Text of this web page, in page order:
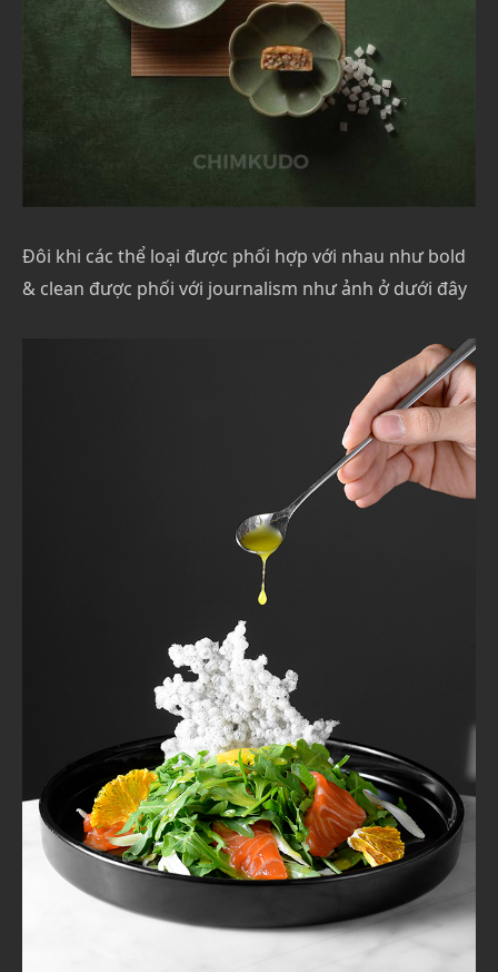
Đôi khi các thể loại được phối hợp với nhau như bold
& clean được phối với journalism như ảnh ở dưới đây